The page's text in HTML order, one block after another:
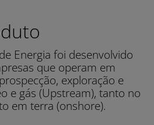
Energia foi desenvolvido
que operam em
exploração e
e gás (Upstream), tanto no
em terra (onshore).